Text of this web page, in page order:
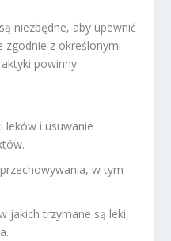
niezbędne, aby upewnić
zgodnie z określonymi
powinny
leków i usuwanie
w tym
jakich trzymane są leki,